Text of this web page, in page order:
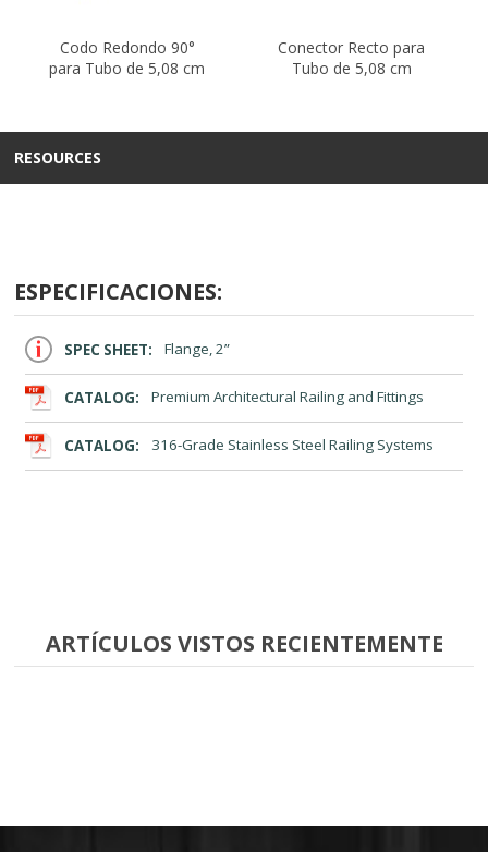
Codo Redondo 90°
para Tubo de 5,08 cm
Conector Recto para
Tubo de 5,08 cm
RESOURCES
ESPECIFICACIONES:
SPEC SHEET: Flange, 2”
CATALOG: Premium Architectural Railing and Fittings
CATALOG: 316-Grade Stainless Steel Railing Systems
ARTÍCULOS VISTOS RECIENTEMENTE